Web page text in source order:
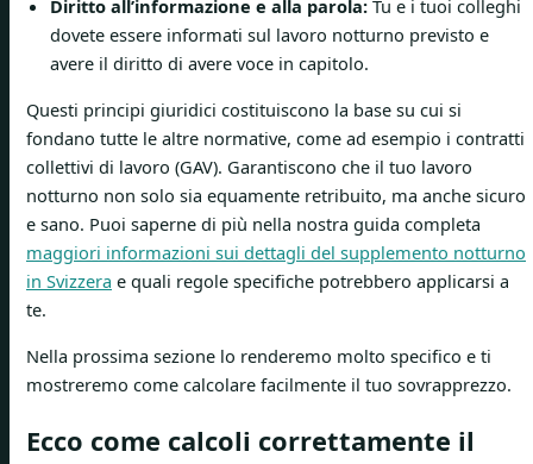
Diritto all’informazione e alla parola: Tu e i tuoi colleghi
dovete essere informati sul lavoro notturno previsto e
avere il diritto di avere voce in capitolo.
Questi principi giuridici costituiscono la base su cui si
fondano tutte le altre normative, come ad esempio i contratti
collettivi di lavoro (GAV). Garantiscono che il tuo lavoro
notturno non solo sia equamente retribuito, ma anche sicuro
e sano. Puoi saperne di più nella nostra guida completa
maggiori informazioni sui dettagli del supplemento notturno
in Svizzera e quali regole specifiche potrebbero applicarsi a
te.
Nella prossima sezione lo renderemo molto specifico e ti
mostreremo come calcolare facilmente il tuo sovrapprezzo.
Ecco come calcoli correttamente il